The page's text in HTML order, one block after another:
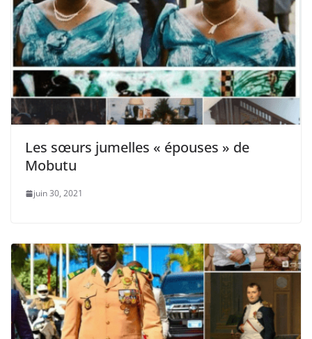
Les sœurs jumelles « épouses » de
Mobutu
juin 30, 2021